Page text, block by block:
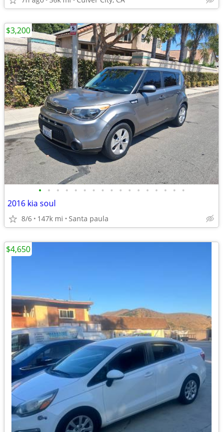
• • • • • • • • • • • • • • • • •
2016 kia soul
8/6 147k mi Santa paula
$3,200
$4,650